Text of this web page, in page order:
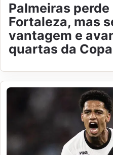
Palmeiras perde
Fortaleza, mas
vantagem e
quartas da